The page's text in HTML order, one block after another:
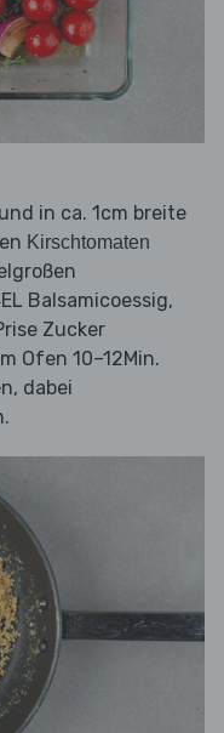
in ca. 1cm breite
Kirschtomaten
Balsamicoessig,
Zucker
Ofen 10–12Min.
dabei